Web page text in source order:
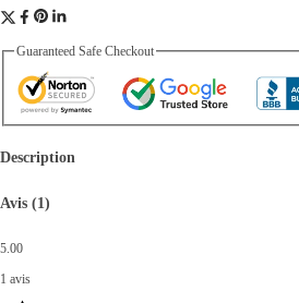
Guaranteed Safe Checkout
Description
Avis (1)
5.00
1 avis